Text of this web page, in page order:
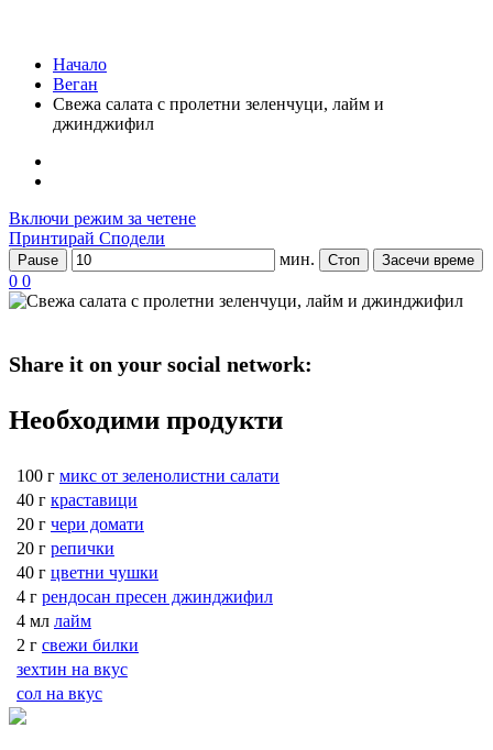
Начало
Веган
Свежа салата с пролетни зеленчуци, лайм и
джинджифил
Включи режим за четене
Принтирай Сподели
Pause мин. Стоп Засечи време
0 0
Share it on your social network:
Необходими продукти
100 г микс от зеленолистни салати
40 г краставици
20 г чери домати
20 г репички
40 г цветни чушки
4 г рендосан пресен джинджифил
4 мл лайм
2 г свежи билки
зехтин на вкус
сол на вкус